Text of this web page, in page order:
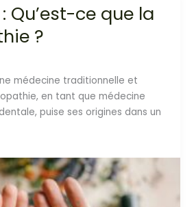
Qu’est-ce que la
?
médecine traditionnelle et
en tant que médecine
puise ses origines dans un